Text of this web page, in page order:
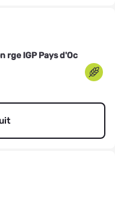
rge IGP Pays d'Oc